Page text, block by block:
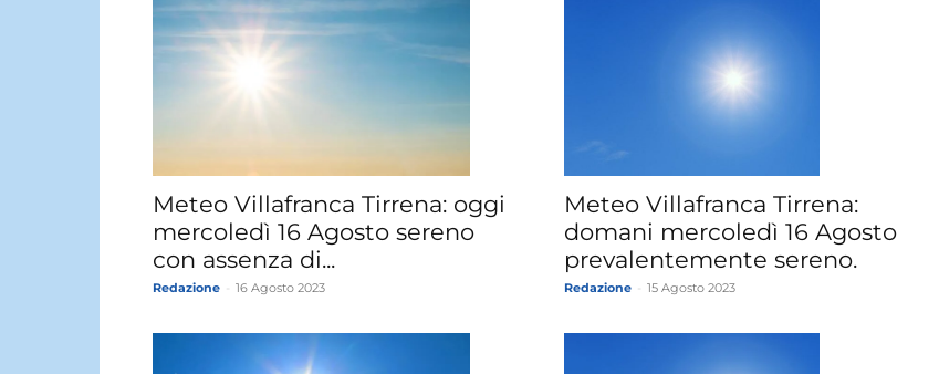
Weather
Meteo Villafranca Tirrena: oggi
mercoledì 16 Agosto sereno
con assenza di...
Redazione 16 Agosto 2023
Meteo Villafranca Tirrena:
domani mercoledì 16 Agosto
prevalentemente sereno.
Redazione 15 Agosto 2023